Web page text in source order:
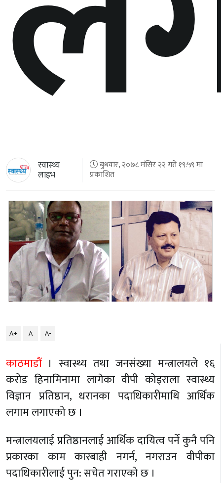
स्वास्थ्य
लाइभ
बुधवार, २०७८ मंसिर २२ गते १९:५९ मा
प्रकाशित
A+ A A-
काठमाडौं। स्वास्थ्य तथा जनसंख्या मन्त्रालयले १६
करोड हिनामिनामा लागेका वीपी कोइराला स्वास्थ्य
विज्ञान प्रतिष्ठान, धरानका पदाधिकारीमाथि आर्थिक
लगाम लगाएको छ ।
मन्त्रालयलाई प्रतिष्ठानलाई आर्थिक दायित्व पर्ने कुनै पनि
प्रकारका काम कारबाही नगर्न, नगराउन वीपीका
पदाधिकारीलाई पुन: सचेत गराएको छ ।